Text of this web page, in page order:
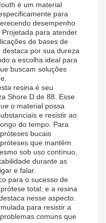
é um material
para
desempenho
para atender
de bases de
por sua dureza
a escolha ideal para
buscam soluções
resina é seu
Shore D de 88. Esse
o material possa
e resistir ao
do tempo. Para
bucais
que mantêm
sob uso contínuo,
durante as
e falar.
para o sucesso de
total, e a resina
nesse aspecto.
para resistir a
comuns que